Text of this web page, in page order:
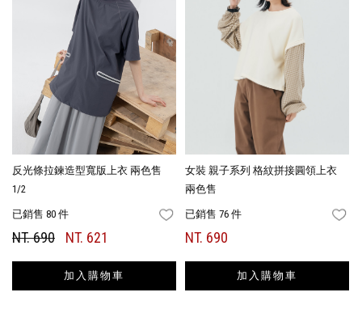
反光條拉鍊造型寬版上衣 兩色售
1/2
已銷售 80 件 FAVORITES
NT. 690 NT. 621
加入購物車
女裝 親子系列 格紋拼接圓領上衣
兩色售
已銷售 76 件
NT. 690
加入購物車